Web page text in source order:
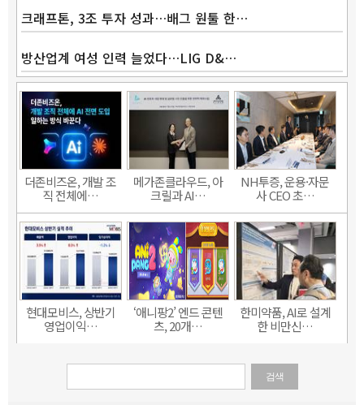
크래프톤, 3조 투자 성과…배그 원툴 한…
방산업계 여성 인력 늘었다…LIG D&…
더존비즈온, 개발 조
직 전체에…
메가존클라우드, 아
크릴과 AI…
NH투증, 운용·자문
사 CEO 초…
현대모비스, 상반기
영업이익…
‘애니팡2’ 엔드 콘텐
츠, 20개…
한미약품, AI로 설계
한 비만신…
검색